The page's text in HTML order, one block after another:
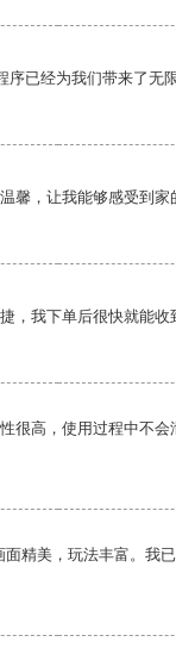
已经为我们带来了无
馨，让我能够感受到家
，我下单后很快就能收
很高，使用过程中不
精美，玩法丰富。我